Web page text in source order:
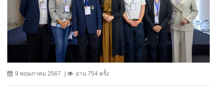
9 พฤษภาคม 2567 อ่าน 754 ครั้ง